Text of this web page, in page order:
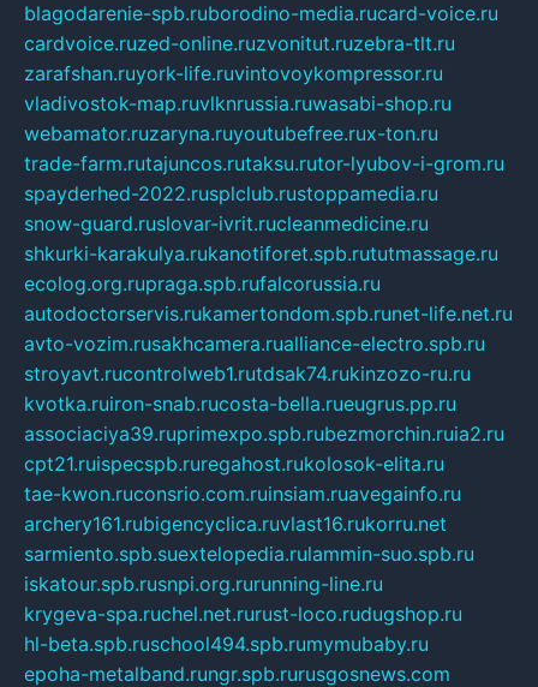
blagodarenie-spb.ruborodino-media.rucard-voice.ru
cardvoice.ruzed-online.ruzvonitut.ruzebra-tlt.ru
zarafshan.ruyork-life.ruvintovoykompressor.ru
vladivostok-map.ruvlknrussia.ruwasabi-shop.ru
webamator.ruzaryna.ruyoutubefree.rux-ton.ru
trade-farm.rutajuncos.rutaksu.rutor-lyubov-i-grom.ru
spayderhed-2022.rusplclub.rustoppamedia.ru
snow-guard.ruslovar-ivrit.rucleanmedicine.ru
shkurki-karakulya.rukanotiforet.spb.rututmassage.ru
ecolog.org.rupraga.spb.rufalcorussia.ru
autodoctorservis.rukamertondom.spb.runet-life.net.ru
avto-vozim.rusakhcamera.rualliance-electro.spb.ru
stroyavt.rucontrolweb1.rutdsak74.rukinzozo-ru.ru
kvotka.ruiron-snab.rucosta-bella.rueugrus.pp.ru
associaciya39.ruprimexpo.spb.rubezmorchin.ruia2.ru
cpt21.ruispecspb.ruregahost.rukolosok-elita.ru
tae-kwon.ruconsrio.com.ruinsiam.ruavegainfo.ru
archery161.rubigencyclica.ruvlast16.rukorru.net
sarmiento.spb.suextelopedia.rulammin-suo.spb.ru
iskatour.spb.rusnpi.org.rurunning-line.ru
krygeva-spa.ruchel.net.rurust-loco.rudugshop.ru
hl-beta.spb.ruschool494.spb.rumymubaby.ru
epoha-metalband.rungr.spb.rurusgosnews.com